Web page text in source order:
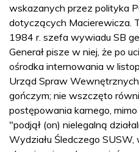
wskazanych przez polityka
dotyczących Macierewicza.
1984 r. szefa wywiadu SB
Generał pisze w niej, że po
ośrodka internowania w
Urząd Spraw Wewnętrznych
gończym; nie wszczęto
postępowania karnego,
"podjął (on) nielegalną
Wydziału Śledczego